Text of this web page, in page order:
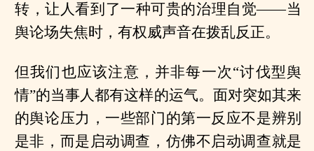
转，让人看到了一种可贵的治理自觉——当
舆论场失焦时，有权威声音在拨乱反正。
但我们也应该注意，并非每一次“讨伐型舆
情”的当事人都有这样的运气。面对突如其来
的舆论压力，一些部门的第一反应不是辨别
是非，而是启动调查，仿佛不启动调查就是